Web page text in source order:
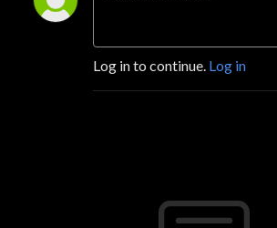
Log in to continue. Log in